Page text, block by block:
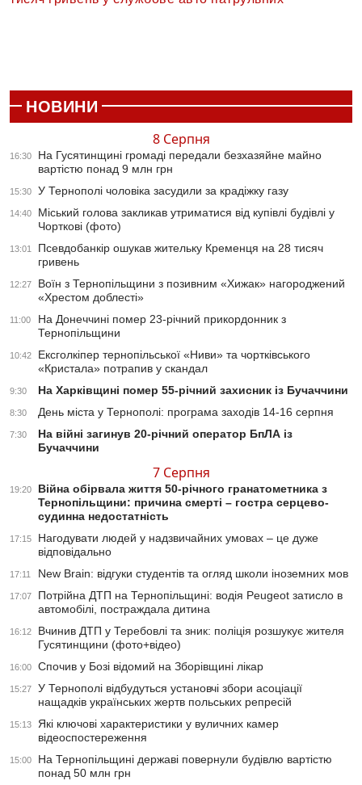
НОВИНИ
8 Серпня
16:30
На Гусятинщині громаді передали безхазяйне майно
вартістю понад 9 млн грн
15:30 У Тернополі чоловіка засудили за крадіжку газу
14:40
Міський голова закликав утриматися від купівлі будівлі у
Чорткові (фото)
13:01
Псевдобанкір ошукав жительку Кременця на 28 тисяч
гривень
12:27
Воїн з Тернопільщини з позивним «Хижак» нагороджений
«Хрестом доблесті»
11:00
На Донеччині помер 23-річний прикордонник з
Тернопільщини
10:42
Ексголкіпер тернопільської «Ниви» та чортківського
«Кристала» потрапив у скандал
9:30 На Харківщині помер 55-річний захисник із Бучаччини
8:30 День міста у Тернополі: програма заходів 14-16 серпня
7:30
На війні загинув 20-річний оператор БпЛА із
Бучаччини
7 Серпня
19:20
Війна обірвала життя 50-річного гранатометника з
Тернопільщини: причина смерті – гостра серцево-
судинна недостатність
17:15
Нагодувати людей у надзвичайних умовах – це дуже
відповідально
17:11 New Brain: відгуки студентів та огляд школи іноземних мов
17:07
Потрійна ДТП на Тернопільщині: водія Peugeot затисло в
автомобілі, постраждала дитина
16:12
Вчинив ДТП у Теребовлі та зник: поліція розшукує жителя
Гусятинщини (фото+відео)
16:00 Спочив у Бозі відомий на Зборівщині лікар
15:27
У Тернополі відбудуться установчі збори асоціації
нащадків українських жертв польських репресій
15:13
Які ключові характеристики у вуличних камер
відеоспостереження
15:00
На Тернопільщині державі повернули будівлю вартістю
понад 50 млн грн